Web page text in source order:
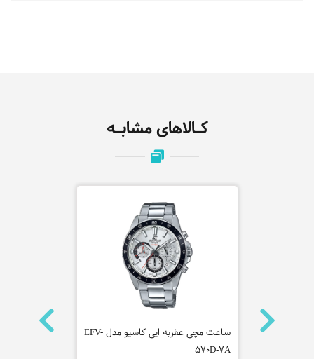
کـالاهای مشابـه
ساعت مچی
ساعت مچی عقربه ایی کاسیو مدل EFV-
570D-7A